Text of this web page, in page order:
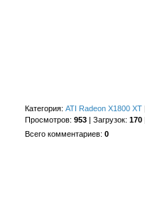
Категория: ATI Radeon X1800 XT|
Просмотров: 953| Загрузок: 170|
Всего комментариев: 0